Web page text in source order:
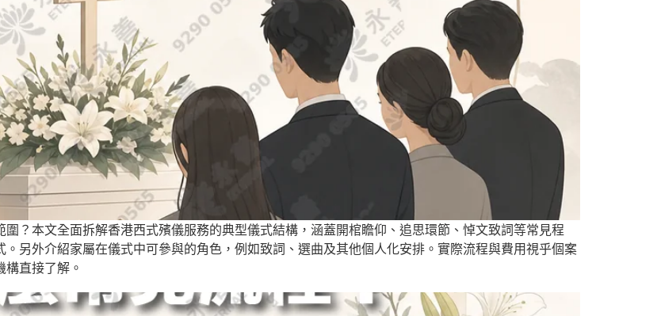
？本文全面拆解香港西式殯儀服務的典型儀式結構，涵蓋開棺瞻仰、追思環節、悼文致詞等常見程
另外介紹家屬在儀式中可參與的角色，例如致詞、選曲及其他個人化安排。實際流程與費用視乎個案
直接了解。